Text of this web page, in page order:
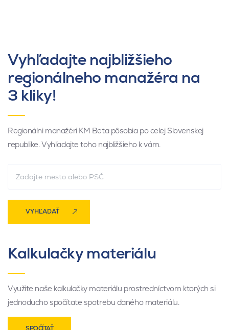
Vyhľadajte najbližšieho
regionálneho manažéra na
3 kliky!
Regionálni manažéri KM Beta pôsobia po celej Slovenskej
republike. Vyhľadajte toho najbližšieho k vám.
VYHĽADAŤ
Kalkulačky materiálu
Využite naše kalkulačky materiálu prostredníctvom ktorých si
jednoducho spočítate spotrebu daného materiálu.